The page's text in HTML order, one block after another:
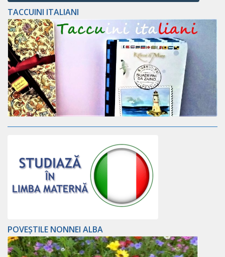
TACCUINI ITALIANI
POVEȘTILE NONNEI ALBA